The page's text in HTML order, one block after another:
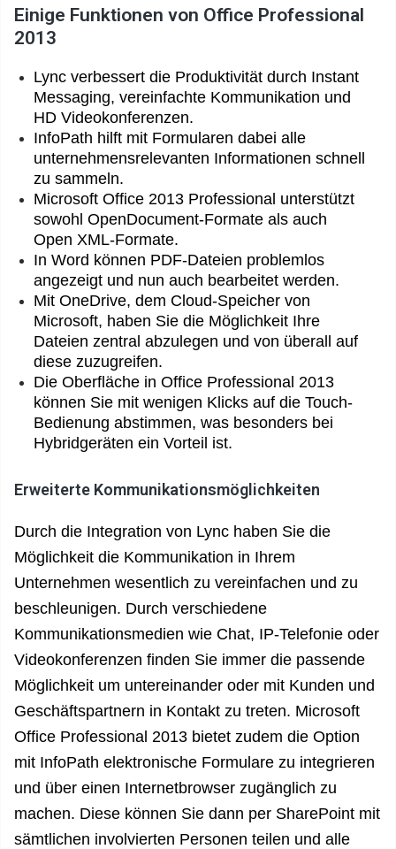
Einige Funktionen von Office Professional
2013
Lync verbessert die Produktivität durch Instant
Messaging, vereinfachte Kommunikation und
HD Videokonferenzen.
InfoPath hilft mit Formularen dabei alle
unternehmensrelevanten Informationen schnell
zu sammeln.
Microsoft Office 2013 Professional unterstützt
sowohl OpenDocument-Formate als auch
Open XML-Formate.
In Word können PDF-Dateien problemlos
angezeigt und nun auch bearbeitet werden.
Mit OneDrive, dem Cloud-Speicher von
Microsoft, haben Sie die Möglichkeit Ihre
Dateien zentral abzulegen und von überall auf
diese zuzugreifen.
Die Oberfläche in Office Professional 2013
können Sie mit wenigen Klicks auf die Touch-
Bedienung abstimmen, was besonders bei
Hybridgeräten ein Vorteil ist.
Erweiterte Kommunikationsmöglichkeiten
Durch die Integration von Lync haben Sie die
Möglichkeit die Kommunikation in Ihrem
Unternehmen wesentlich zu vereinfachen und zu
beschleunigen. Durch verschiedene
Kommunikationsmedien wie Chat, IP-Telefonie oder
Videokonferenzen finden Sie immer die passende
Möglichkeit um untereinander oder mit Kunden und
Geschäftspartnern in Kontakt zu treten. Microsoft
Office Professional 2013 bietet zudem die Option
mit InfoPath elektronische Formulare zu integrieren
und über einen Internetbrowser zugänglich zu
machen. Diese können Sie dann per SharePoint mit
sämtlichen involvierten Personen teilen und alle